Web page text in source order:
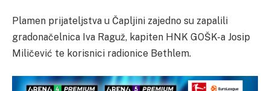
Plamen prijateljstva u Čapljini zajedno su zapalili
gradonačelnica Iva Raguž, kapiten HNK GOŠK-a Josip
Miličević te korisnici radionice Bethlem.